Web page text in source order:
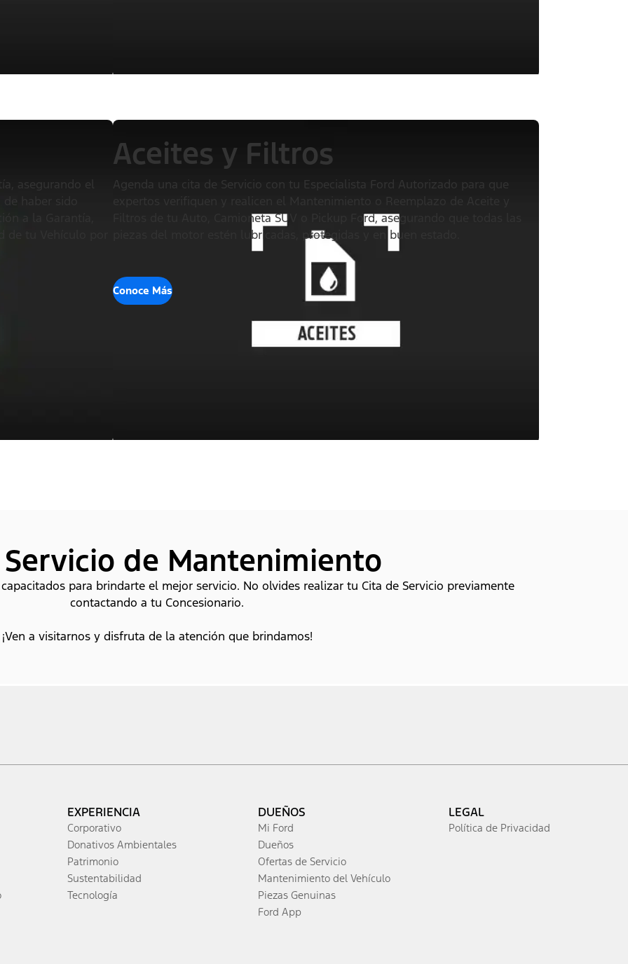
asegurando el
haber sido
a la Garantía,
de tu Vehículo por
Aceites y Filtros
Agenda una cita de Servicio con tu Especialista Ford Autorizado para que
Filtros de tu Auto, Camioneta SUV o Pickup Ford, asegurando que todas las
piezas del motor estén lubricadas, protegidas y en buen estado.
Conoce Más
de Mantenimiento
para brindarte el mejor servicio. No olvides realizar tu Cita de Servicio previamente
contactando a tu Concesionario.
¡Ven a visitarnos y disfruta de la atención que brindamos!
EXPERIENCIA
Corporativo
Donativos Ambientales
Patrimonio
Sustentabilidad
Tecnología
DUEÑOS
Mi Ford
Dueños
Ofertas de Servicio
Mantenimiento del Vehículo
Piezas Genuinas
Ford App
LEGAL
Política de Privacidad